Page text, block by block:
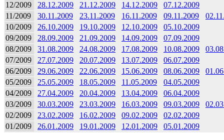
12/2009 28.12.2009 21.12.2009 14.12.2009
07.12.2009
11/2009
30.11.2009 23.11.2009 16.11.2009 09.11.2009
10/2009
26.10.2009 19.10.2009 12.10.2009
05.10.2009
09/2009
28.09.2009 21.09.2009 14.09.2009
07.09.2009
08/2009
31.08.2009 24.08.2009 17.08.2009 10.08.2009
07/2009
27.07.2009 20.07.2009 13.07.2009
06.07.2009
06/2009
29.06.2009 22.06.2009 15.06.2009 08.06.2009
05/2009
25.05.2009 18.05.2009 11.05.2009
04.05.2009
04/2009
27.04.2009 20.04.2009 13.04.2009
06.04.2009
03/2009
30.03.2009 23.03.2009 16.03.2009 09.03.2009
02/2009
23.02.2009 16.02.2009 09.02.2009
02.02.2009
01/2009
26.01.2009 19.01.2009 12.01.2009 05.01.2009